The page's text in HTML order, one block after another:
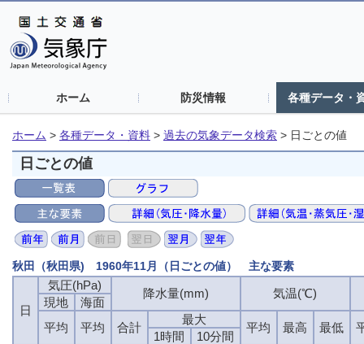
ホーム 防災情報 各種データ・
ホーム > 各種データ・資料 > 過去の気象データ検索 > 日ごとの値
日ごとの値
秋田（秋田県) 1960年11月（日ごとの値） 主な要素
日
気圧(hPa)
降水量(mm) 気温(℃)
現地
海面
平均
平均 合計
最大
平均 最高 最低
1時間
10分間
日
気圧(hPa)
降水量(mm) 気温(℃)
現地
海面
平均
平均 合計
最大
平均 最高 最低
1時間
10分間
日
気圧(hPa)
降水量(mm) 気温(℃)
現地
海面
平均
平均 合計
最大
平均 最高 最低
1時間
10分間
日
気圧(hPa)
降水量(mm) 気温(℃)
現地
海面
平均
平均 合計
最大
平均 最高 最低
1時間
10分間